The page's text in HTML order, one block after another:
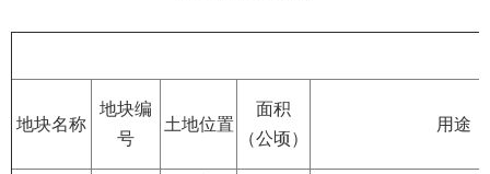
地块名称
地块编
号
土地位置
面积
（公顷）
用途